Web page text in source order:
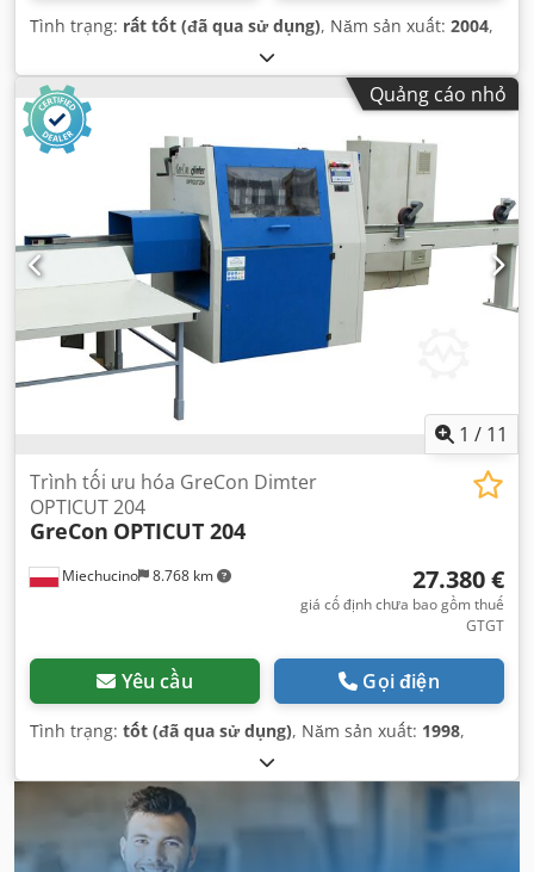
Tình trạng: rất tốt (đã qua sử dụng), Năm sản xuất: 2004,
Quảng cáo nhỏ
1 / 11
Miechucino 8.768 km
Trình tối ưu hóa GreCon Dimter
OPTICUT 204
GreCon OPTICUT 204
27.380 €
giá cố định chưa bao gồm thuế
GTGT
Yêu cầu Gọi điện
Tình trạng: tốt (đã qua sử dụng), Năm sản xuất: 1998,